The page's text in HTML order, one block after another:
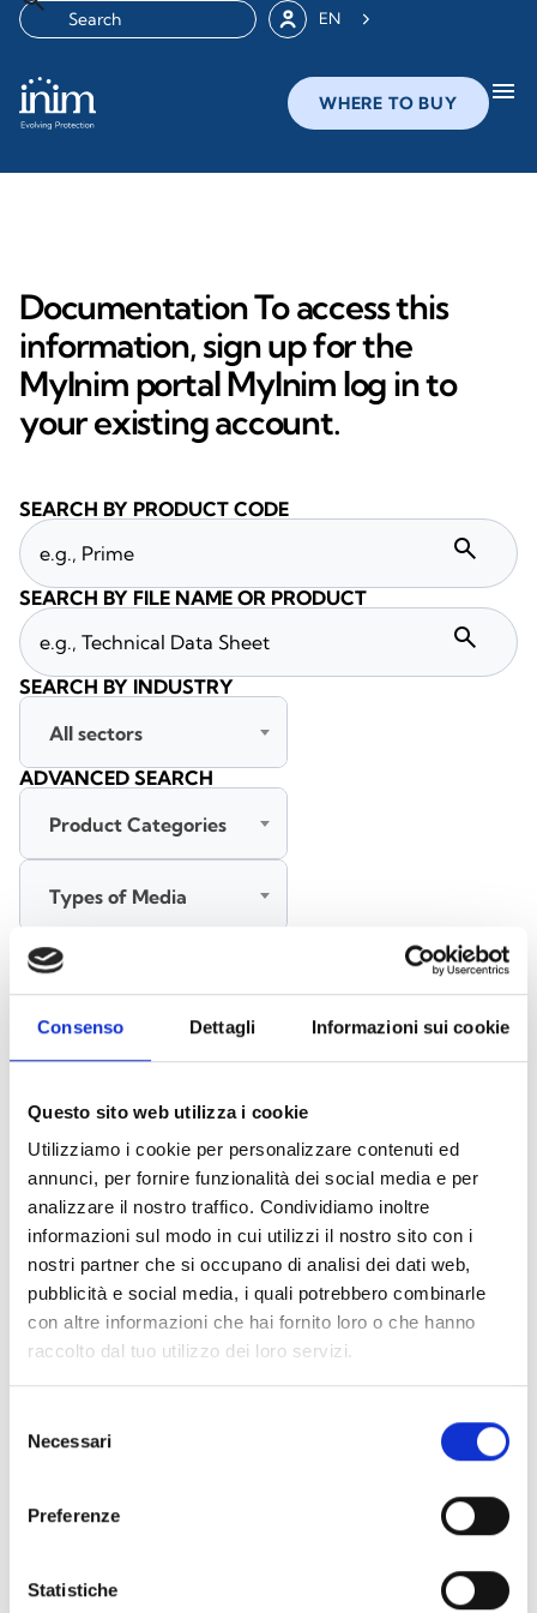
Consenso Dettagli Informazioni sui cookie
Questo sito web utilizza i cookie
Utilizziamo i cookie per personalizzare contenuti ed
annunci, per fornire funzionalità dei social media e per
analizzare il nostro traffico. Condividiamo inoltre
informazioni sul modo in cui utilizzi il nostro sito con i
nostri partner che si occupano di analisi dei dati web,
pubblicità e social media, i quali potrebbero combinarle
con altre informazioni che hai fornito loro o che hanno
raccolto dal tuo utilizzo dei loro servizi.
delNecessari
Preferenze
Statistiche
EN
WHERE TO BUY menu
Documentation To access this
information, sign up for the
MyInim portal MyInim log in to
your existing account.
Accessories EB00 Bases - Materials
Accessories for detector testing - Materials(6)
Documents(6992)
Select All
Please log in before downloading content marked with
the icon lock
SEARCH BY PRODUCT CODE
search
SEARCH BY FILE NAME OR PRODUCT
search
SEARCH BY INDUSTRY
All sectors
ADVANCED SEARCH
Product Categories
Types of Media
All languages
SEARCH